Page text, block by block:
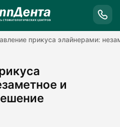
прикуса элайнерами:
и